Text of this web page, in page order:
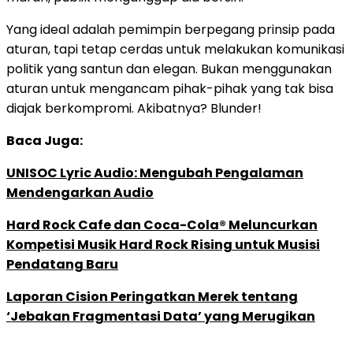
Yang ideal adalah pemimpin berpegang prinsip pada
aturan, tapi tetap cerdas untuk melakukan komunikasi
politik yang santun dan elegan. Bukan menggunakan
aturan untuk mengancam pihak-pihak yang tak bisa
diajak berkompromi. Akibatnya? Blunder!
Baca Juga:
UNISOC Lyric Audio: Mengubah Pengalaman
Mendengarkan Audio
Hard Rock Cafe dan Coca-Cola® Meluncurkan
Kompetisi Musik Hard Rock Rising untuk Musisi
Pendatang Baru
Laporan Cision Peringatkan Merek tentang
‘Jebakan Fragmentasi Data’ yang Merugikan